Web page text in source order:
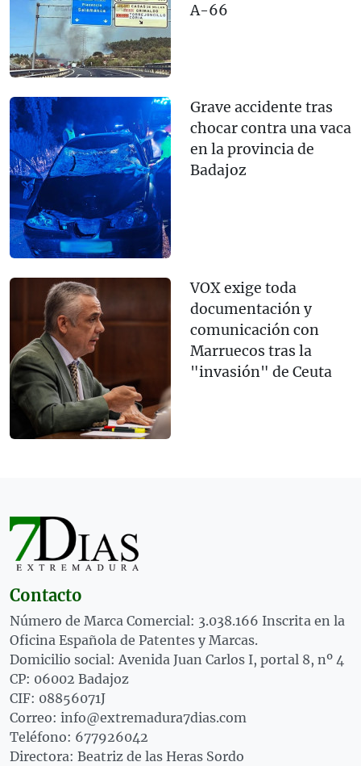
A-66
Grave accidente tras
chocar contra una vaca
en la provincia de
Badajoz
VOX exige toda
documentación y
comunicación con
Marruecos tras la
"invasión" de Ceuta
Contacto
Número de Marca Comercial: 3.038.166 Inscrita en la
Oficina Española de Patentes y Marcas.
Domicilio social: Avenida Juan Carlos I, portal 8, nº 4
CP: 06002 Badajoz
CIF: 08856071J
Correo: info@extremadura7dias.com
Teléfono: 677926042
Directora: Beatriz de las Heras Sordo